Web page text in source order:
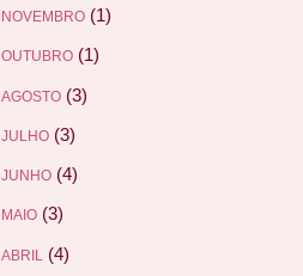
NOVEMBRO (1)
OUTUBRO (1)
AGOSTO (3)
JULHO (3)
JUNHO (4)
MAIO (3)
ABRIL (4)